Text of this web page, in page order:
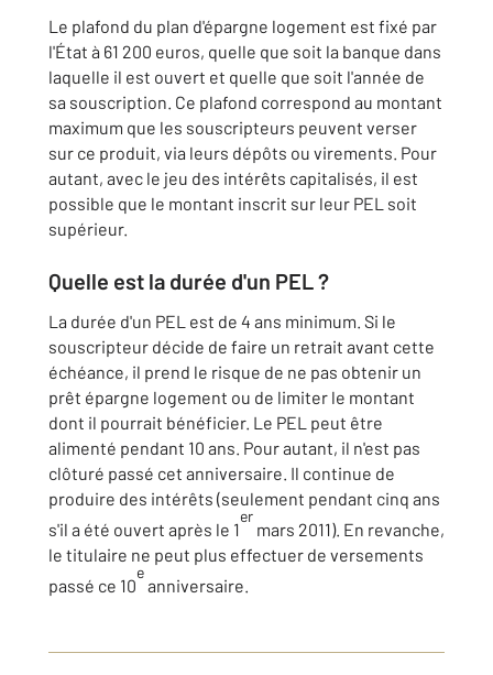
Le plafond du plan d'épargne logement est fixé par
l'État à 61 200 euros, quelle que soit la banque dans
laquelle il est ouvert et quelle que soit l'année de
sa souscription. Ce plafond correspond au montant
maximum que les souscripteurs peuvent verser
sur ce produit, via leurs dépôts ou virements. Pour
autant, avec le jeu des intérêts capitalisés, il est
possible que le montant inscrit sur leur PEL soit
supérieur.
Quelle est la durée d'un PEL ?
La durée d'un PEL est de 4 ans minimum. Si le
souscripteur décide de faire un retrait avant cette
échéance, il prend le risque de ne pas obtenir un
prêt épargne logement ou de limiter le montant
dont il pourrait bénéficier. Le PEL peut être
alimenté pendant 10 ans. Pour autant, il n'est pas
clôturé passé cet anniversaire. Il continue de
produire des intérêts (seulement pendant cinq ans
s'il a été ouvert après le 1
er
mars 2011). En revanche,
le titulaire ne peut plus effectuer de versements
passé ce 10
e
anniversaire.